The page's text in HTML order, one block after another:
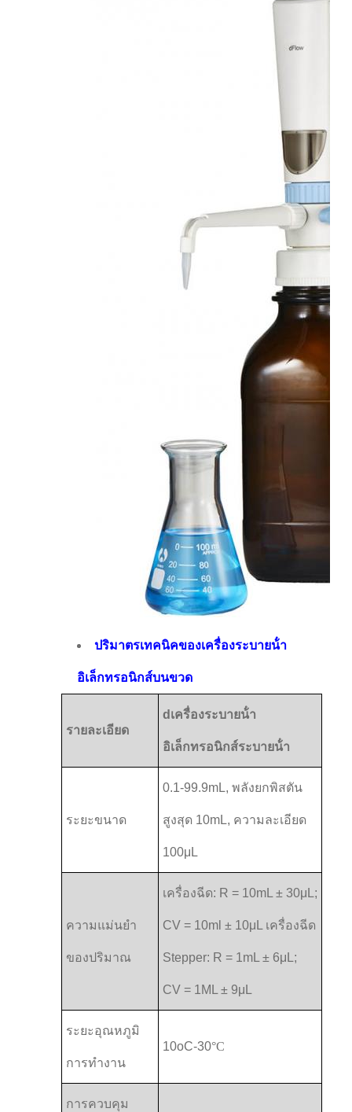
ปริมาตรเทคนิคของเครื่องระบายน้ํา
อิเล็กทรอนิกส์บนขวด
รายละเอียด
dเครื่องระบายน้ํา
อิเล็กทรอนิกส์ระบายน้ํา
ระยะขนาด
0.1-99.9mL, พลังยกพิสตัน
สูงสุด 10mL, ความละเอียด
100μL
ความแม่นยํา
ของปริมาณ
เครื่องฉีด: R = 10mL ± 30μL;
CV = 10ml ± 10μL เครื่องฉีด
Stepper: R = 1mL ± 6μL;
CV = 1ML ± 9μL
ระยะอุณหภูมิ
การทํางาน
10oC-30°C
การควบคุม